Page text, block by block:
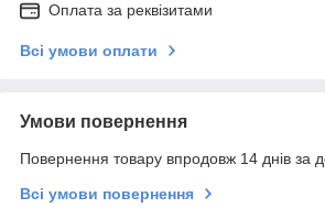
Оплата за реквізитами
Всі умови оплати
Умови повернення
Повернення товару впродовж 14 днів за
Всі умови повернення